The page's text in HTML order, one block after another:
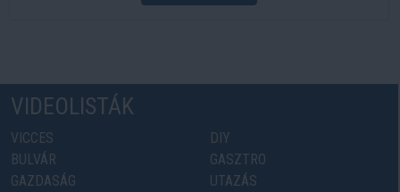
VIDEOLISTÁK
VICCES
BULVÁR
GAZDASÁG
DIY
GASZTRO
UTAZÁS